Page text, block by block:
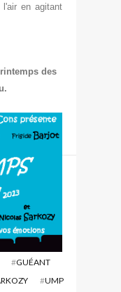
en agitant
des
#GUÉANT
#UMP